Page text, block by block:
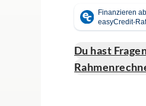
Du hast